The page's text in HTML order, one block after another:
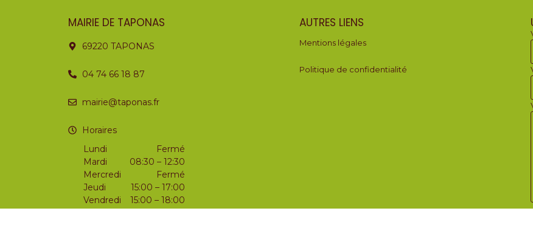
MAIRIE DE TAPONAS
69220 TAPONAS
04 74 66 18 87
mairie@taponas.fr
Horaires
Lundi
Mardi
Mercredi
Jeudi
Vendredi
Fermé
08:30 – 12:30
Fermé
15:00 – 17:00
15:00 – 18:00
AUTRES LIENS
Mentions légales
Politique de confidentialité